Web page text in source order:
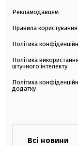
Рекламодавцям
Правила користування
Політика
Політика використання
штучного інтелекту
Політика
додатку
Всі новини